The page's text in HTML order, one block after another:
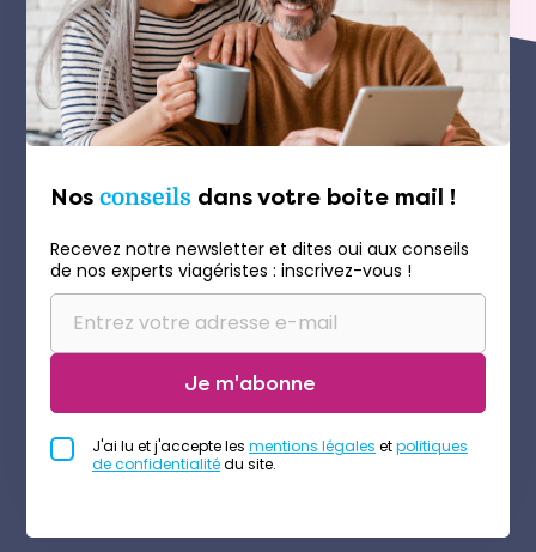
Nos conseils dans votre boite mail !
Recevez notre newsletter et dites oui aux conseils
de nos experts viagéristes : inscrivez-vous !
Je m'abonne
J'ai lu et j'accepte les mentions légales etpolitiques
de confidentialitédu site.